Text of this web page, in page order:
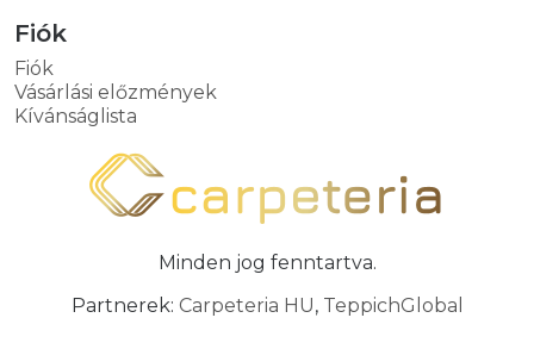
Fiók
Fiók
Vásárlási előzmények
Kívánságlista
Minden jog fenntartva.
Partnerek: Carpeteria HU, TeppichGlobal